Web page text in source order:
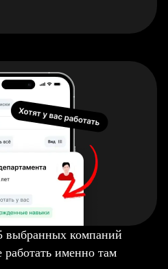
выбранных компаний
именно там